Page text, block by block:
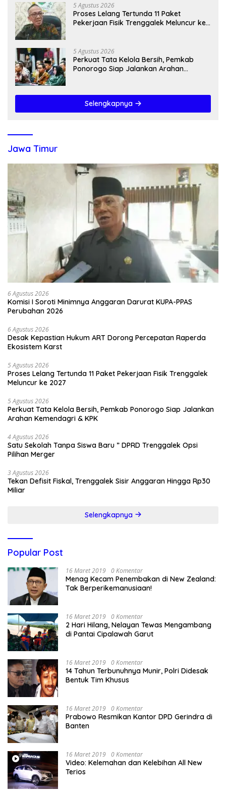
5 Agustus 2026
Proses Lelang Tertunda 11 Paket
Pekerjaan Fisik Trenggalek Meluncur ke
5 Agustus 2026
Perkuat Tata Kelola Bersih, Pemkab
Ponorogo Siap Jalankan Arahan
Selengkapnya
Jawa Timur
6 Agustus 2026
Komisi I Soroti Minimnya Anggaran Darurat KUPA-PPAS
Perubahan 2026
6 Agustus 2026
Desak Kepastian Hukum ART Dorong Percepatan Raperda
Ekosistem Karst
5 Agustus 2026
Proses Lelang Tertunda 11 Paket Pekerjaan Fisik Trenggalek
Meluncur ke 2027
5 Agustus 2026
Perkuat Tata Kelola Bersih, Pemkab Ponorogo Siap Jalankan
Arahan Kemendagri & KPK
4 Agustus 2026
Satu Sekolah Tanpa Siswa Baru ” DPRD Trenggalek Opsi
Pilihan Merger
3 Agustus 2026
Tekan Defisit Fiskal, Trenggalek Sisir Anggaran Hingga Rp30
Miliar
Selengkapnya
Popular Post
16 Maret 2019 0 Komentar
Menag Kecam Penembakan di New Zealand:
Tak Berperikemanusiaan!
16 Maret 2019 0 Komentar
2 Hari Hilang, Nelayan Tewas Mengambang
di Pantai Cipalawah Garut
16 Maret 2019 0 Komentar
14 Tahun Terbunuhnya Munir, Polri Didesak
Bentuk Tim Khusus
16 Maret 2019 0 Komentar
Prabowo Resmikan Kantor DPD Gerindra di
Banten
16 Maret 2019 0 Komentar
Video: Kelemahan dan Kelebihan All New
Terios